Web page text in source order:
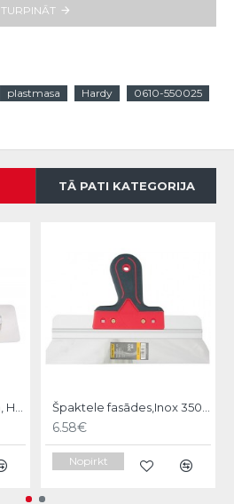
TURPINĀT
plastmasa Hardy
0610-550025
TĀ PATI KATEGORIJA
Ķelle STUCCO 20X9cm, Hardy Špaktele fasādes,Inox 350mm, Strend Pro
6.58€
Nopirkt